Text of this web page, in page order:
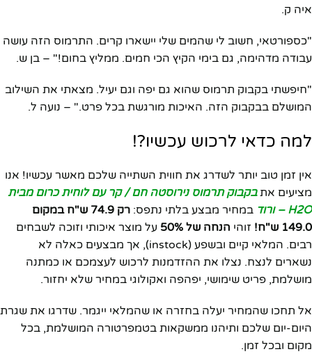
איה ק.
"כספורטאי, חשוב לי שהמים שלי יישארו קרים. התרמוס הזה עושה
עבודה מדהימה, גם בימי הקיץ הכי חמים. ממליץ בחום!" – בן ש.
"חיפשתי בקבוק תרמוס שהוא גם יפה וגם יעיל. מצאתי את השילוב
המושלם בבקבוק הזה. האיכות מורגשת בכל פרט." – נועה ל.
למה כדאי לרכוש עכשיו?!
אין זמן טוב יותר לשדרג את חווית השתייה שלכם מאשר עכשיו! אנו
מציעים אתבקבוק תרמוס נירוסטה חם / קר עם לוחית כרום מבית
H2O – ורוד
במחיר מבצע בלתי נתפס:
רק 74.9 ש"ח במקום
149.0 ש"ח!
זוהי הנחה של 50%
על מוצר איכותי וזוכה לשבחים
רבים. המלאי קיים ובשפע (instock), אך מבצעים כאלה לא
נשארים לנצח. נצלו את ההזדמנות לרכוש לעצמכם או כמתנה
מושלמת, פריט שימושי, יפהפה ואקולוגי במחיר שלא יחזור.
אל תחכו שהמחיר יעלה בחזרה או שהמלאי ייגמר. שדרגו את שגרת
היום-יום שלכם ותיהנו ממשקאות בטמפרטורה המושלמת, בכל
מקום ובכל זמן.